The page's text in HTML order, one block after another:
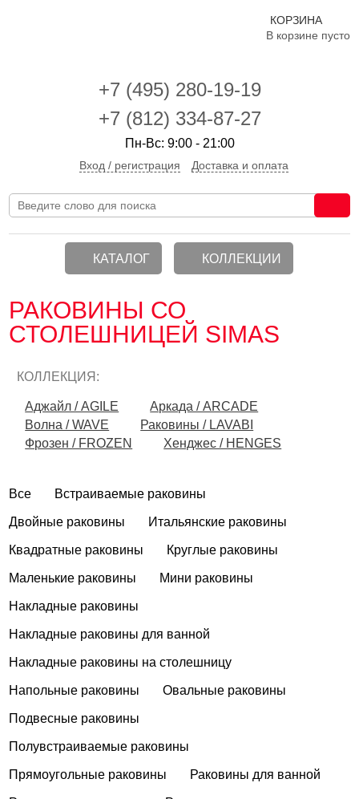
+7 (495) 280-19-19
+7 (812) 334-87-27
Пн-Вс: 9:00 - 21:00
Вход / регистрация Доставка и оплата
КОРЗИНА
В корзине пусто
КАТАЛОГ КОЛЛЕКЦИИ
РАКОВИНЫ СО
СТОЛЕШНИЦЕЙ SIMAS
КОЛЛЕКЦИЯ:
Аджайл / AGILE
Аркада / ARCADE
Волна / WAVE
Раковины / LAVABI
Фрозен / FROZEN
Хенджес / HENGES
Все Встраиваемые раковины
Двойные раковины Итальянские раковины
Квадратные раковины Круглые раковины
Маленькие раковины Мини раковины
Накладные раковины
Накладные раковины для ванной
Накладные раковины на столешницу
Напольные раковины Овальные раковины
Подвесные раковины
Полувстраиваемые раковины
Прямоугольные раковины Раковины для ванной